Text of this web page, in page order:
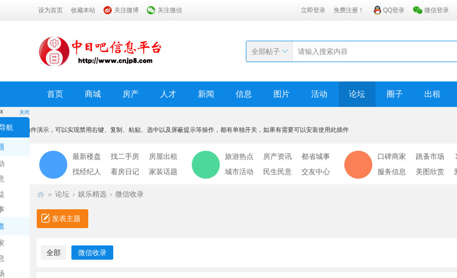
设为首页 收藏本站 关注微博 关注微信 立即登录 免费注册！ QQ登录 微信登录
全部帖子
首页 商城 房产 人才 新闻 信息 图片 活动 论坛 圈子 出租
关闭
航
x
本功能为插件演示，可以实现禁用右键、复制、粘贴、选中以及屏蔽提示等操作，都有单独开关，如果有需要可以安装使用此插件
我知道了
最新楼盘 找二手房
房屋出租
找经纪人
看房日记 家装话题
旅游热点 房产资讯
都省城事
城市活动
民生民意 交友中心
口碑商家 跳蚤市场
服务信息
美图欣赏
» 论坛 › 娱乐精选 › 微信收录
发表主题
全部 微信收录